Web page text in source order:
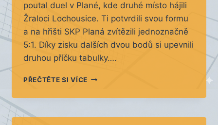
poutal duel v Plané, kde druhé místo hájili
Žraloci Lochousice. Ti potvrdili svou formu
a na hřišti SKP Planá zvítězili jednoznačně
5:1. Díky zisku dalších dvou bodů si upevnili
druhou příčku tabulky….
PŘEČTĚTE SI VÍCE11.